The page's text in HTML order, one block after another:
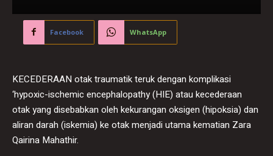
Facebook WhatsApp
KECEDERAAN otak traumatik teruk dengan komplikasi
‘hypoxic-ischemic encephalopathy (HIE) atau kecederaan
otak yang disebabkan oleh kekurangan oksigen (hipoksia) dan
aliran darah (iskemia) ke otak menjadi utama kematian Zara
Qairina Mahathir.